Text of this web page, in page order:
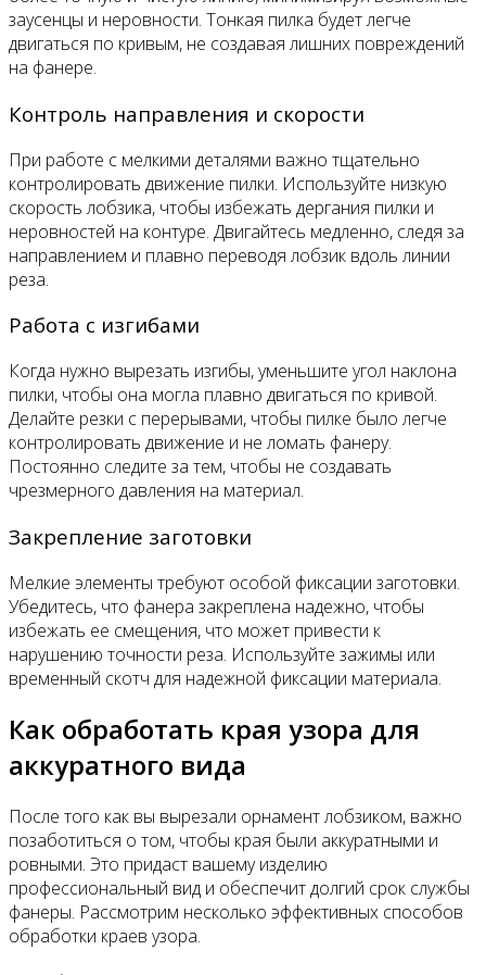
заусенцы и неровности. Тонкая пилка будет легче
двигаться по кривым, не создавая лишних повреждений
на фанере.
Контроль направления и скорости
При работе с мелкими деталями важно тщательно
контролировать движение пилки. Используйте низкую
скорость лобзика, чтобы избежать дергания пилки и
неровностей на контуре. Двигайтесь медленно, следя за
направлением и плавно переводя лобзик вдоль линии
реза.
Работа с изгибами
Когда нужно вырезать изгибы, уменьшите угол наклона
пилки, чтобы она могла плавно двигаться по кривой.
Делайте резки с перерывами, чтобы пилке было легче
контролировать движение и не ломать фанеру.
Постоянно следите за тем, чтобы не создавать
чрезмерного давления на материал.
Закрепление заготовки
Мелкие элементы требуют особой фиксации заготовки.
Убедитесь, что фанера закреплена надежно, чтобы
избежать ее смещения, что может привести к
нарушению точности реза. Используйте зажимы или
временный скотч для надежной фиксации материала.
Как обработать края узора для
аккуратного вида
После того как вы вырезали орнамент лобзиком, важно
позаботиться о том, чтобы края были аккуратными и
ровными. Это придаст вашему изделию
профессиональный вид и обеспечит долгий срок службы
фанеры. Рассмотрим несколько эффективных способов
обработки краев узора.